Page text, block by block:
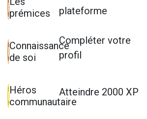
prémices
plateforme
Connaissance
de soi
Compléter votre
profil
Héros
communautaire
Atteindre 2000 XP